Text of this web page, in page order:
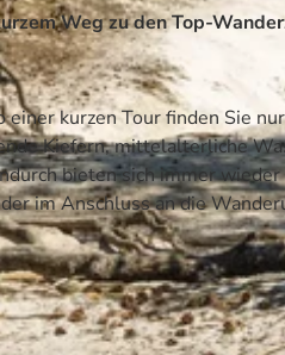
Weg zu den Top-
einer kurzen Tour finden Sie
Kiefern, mittelalterliche
bieten sich immer
im Anschluss an die